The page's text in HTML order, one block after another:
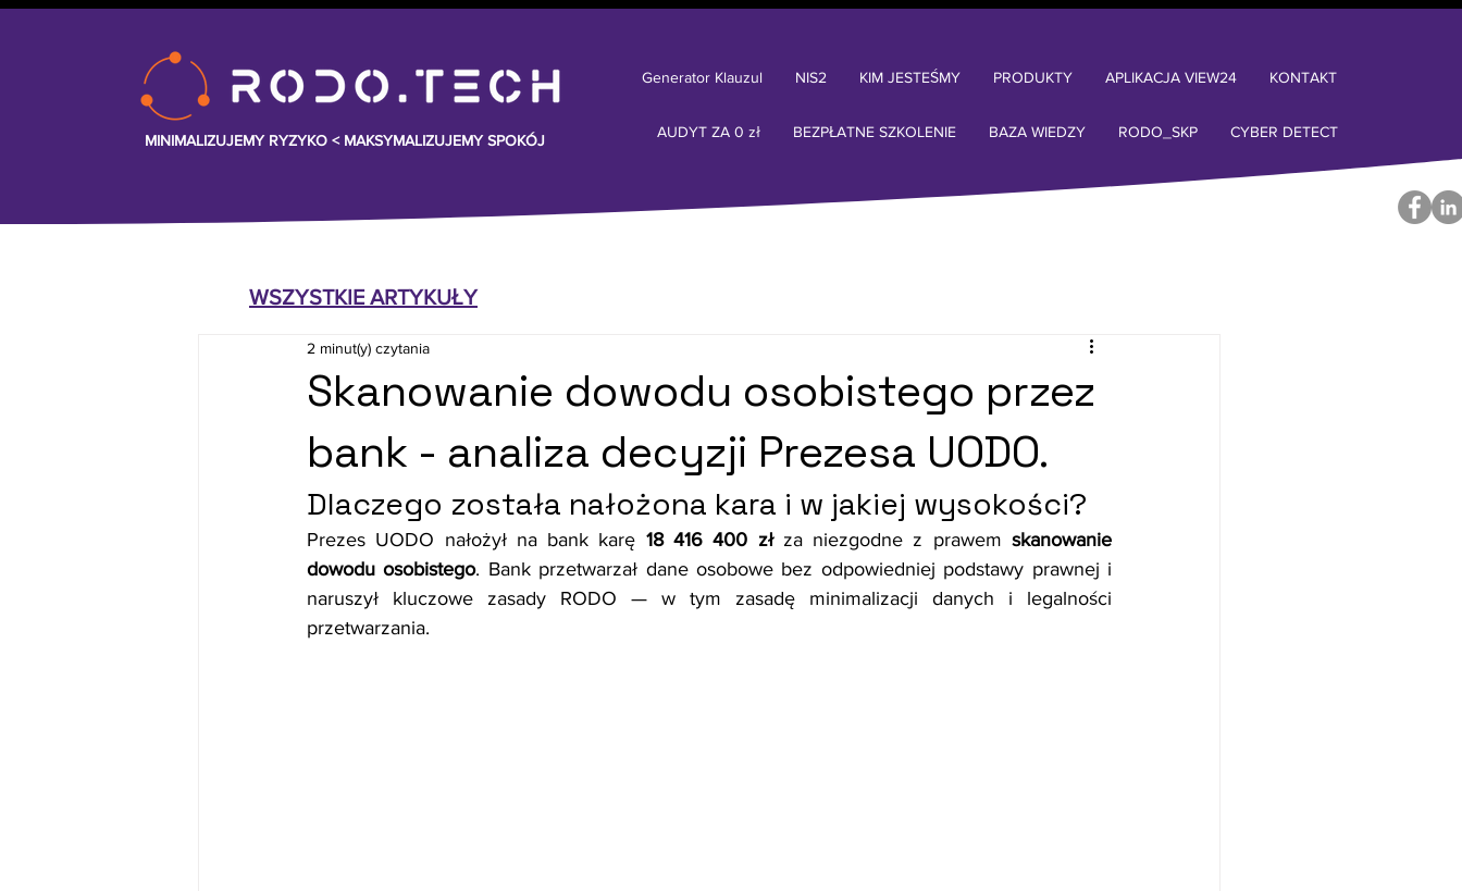
MINIMALIZUJEMY RYZYKO < MAKSYMALIZUJEMY SPOKÓJ
Generator Klauzul NIS2 KIM JESTEŚMY PRODUKTY APLIKACJA VIEW24 KONTAKT
AUDYT ZA 0 zł BEZPŁATNE SZKOLENIE BAZA WIEDZY RODO_SKP CYBER DETECT
WSZYSTKIE ARTYKUŁY
Skanowanie dowodu osobistego przez
bank - analiza decyzji Prezesa UODO.
2 minut(y) czytania
Dlaczego została nałożona kara i w jakiej wysokości?
Prezes UODO nałożył na bank karę 18 416 400 zł za niezgodne z prawem skanowanie
dowodu osobistego. Bank przetwarzał dane osobowe bez odpowiedniej podstawy prawnej i
naruszył kluczowe zasady RODO — w tym zasadę minimalizacji danych i legalności
przetwarzania.